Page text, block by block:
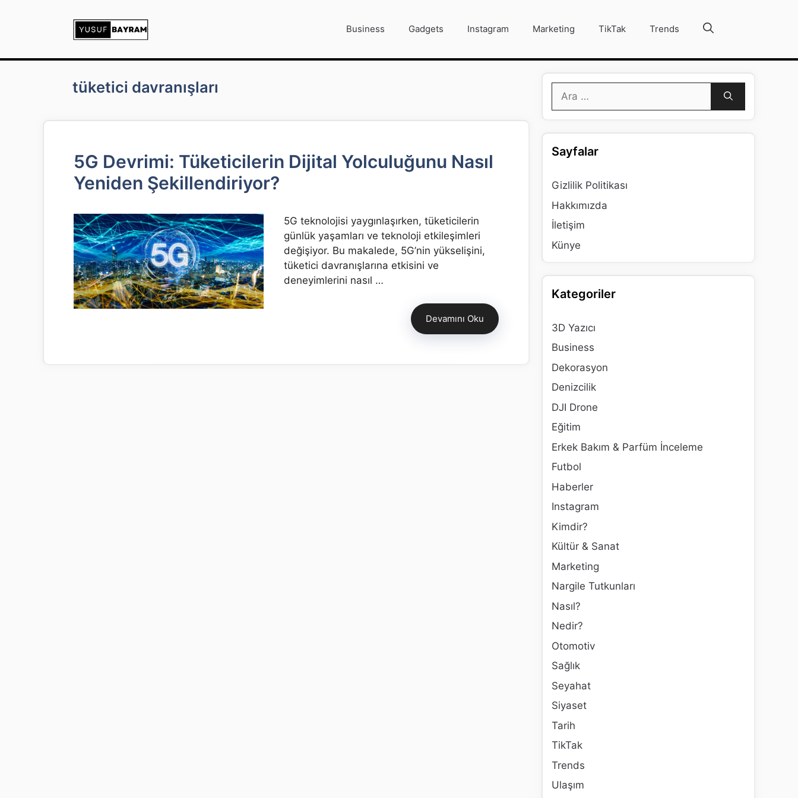
Business Gadgets Instagram Marketing TikTak Trends
tüketici davranışları
5G Devrimi: Tüketicilerin Dijital Yolculuğunu Nasıl
Yeniden Şekillendiriyor?
5G teknolojisi yaygınlaşırken, tüketicilerin
günlük yaşamları ve teknoloji etkileşimleri
değişiyor. Bu makalede, 5G’nin yükselişini,
tüketici davranışlarına etkisini ve
deneyimlerini nasıl …
Devamını Oku
için
Sayfalar
Gizlilik Politikası
Hakkımızda
İletişim
Künye
Kategoriler
3D Yazıcı
Business
Dekorasyon
Denizcilik
DJI Drone
Eğitim
Erkek Bakım & Parfüm İnceleme
Futbol
Haberler
Instagram
Kimdir?
Kültür & Sanat
Marketing
Nargile Tutkunları
Nasıl?
Nedir?
Otomotiv
Sağlık
Seyahat
Siyaset
Tarih
TikTak
Trends
Ulaşım